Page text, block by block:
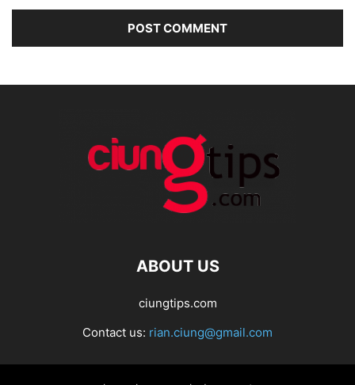
ABOUT US
ciungtips.com
Contact us: rian.ciung@gmail.com